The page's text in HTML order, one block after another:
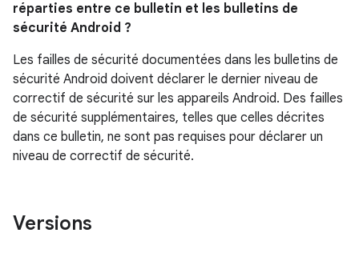
réparties entre ce bulletin et les bulletins de
sécurité Android ?
Les failles de sécurité documentées dans les bulletins de
sécurité Android doivent déclarer le dernier niveau de
correctif de sécurité sur les appareils Android. Des failles
de sécurité supplémentaires, telles que celles décrites
dans ce bulletin, ne sont pas requises pour déclarer un
niveau de correctif de sécurité.
Versions